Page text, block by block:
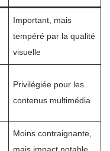
Important, mais
tempéré par la qualité
visuelle
Privilégiée pour les
contenus multimédia
Moins contraignante,